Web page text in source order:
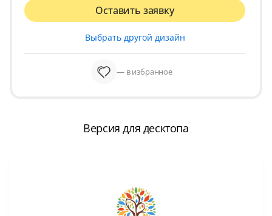
Оставить заявку
Выбрать другой дизайн
— в избранное
Версия для десктопа